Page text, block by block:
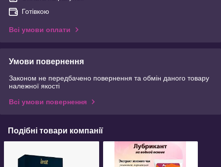
Готівкою
Всі умови оплати
Умови повернення
Законом не передбачено повернення та обмін даного товару
належної якості
Всі умови повернення
Подібні товари компанії